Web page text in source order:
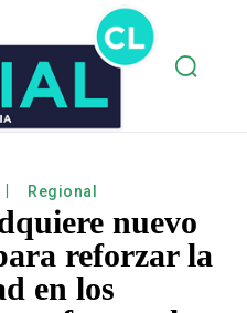
Regional
nuevo
reforzar la
en los